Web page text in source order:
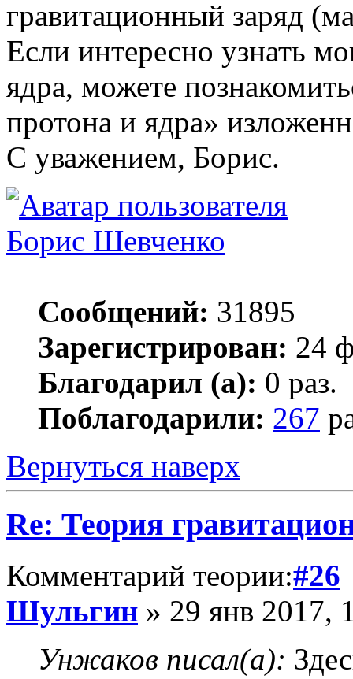
гравитационный заряд
Если интересно узнать
ядра, можете
протона и ядра»
С уважением, Борис.
Борис Шевченко
Сообщений: 31895
Зарегистрирован: 24
Благодарил (а): 0 раз.
Поблагодарили: 267
Вернуться наверх
Re: Теория
Комментарий теории:#26
Шульгин » 29 янв 2017,
Унжаков писал(а):